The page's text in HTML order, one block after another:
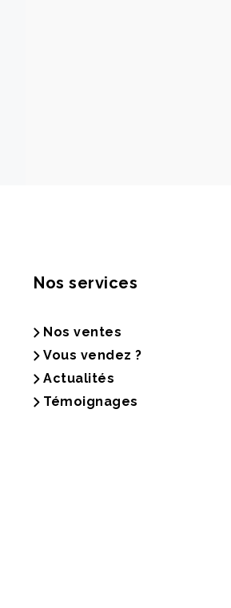
Nos services
Nos ventes
Vous vendez ?
Actualités
Témoignages